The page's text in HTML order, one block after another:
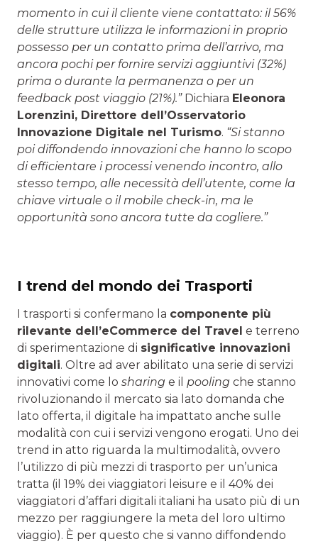
momento in cui il cliente viene contattato: il 56%
delle strutture utilizza le informazioni in proprio
possesso per un contatto prima dell’arrivo, ma
ancora pochi per fornire servizi aggiuntivi (32%)
prima o durante la permanenza o per un
feedback post viaggio (21%).” Dichiara Eleonora
Lorenzini, Direttore dell’Osservatorio
Innovazione Digitale nel Turismo. “Si stanno
poi diffondendo innovazioni che hanno lo scopo
di efficientare i processi venendo incontro, allo
stesso tempo, alle necessità dell’utente, come la
chiave virtuale o il mobile check-in, ma le
opportunità sono ancora tutte da cogliere.”
I trend del mondo dei Trasporti
I trasporti si confermano la componente più
rilevante dell’eCommerce del Travel e terreno
di sperimentazione di significative innovazioni
digitali. Oltre ad aver abilitato una serie di servizi
innovativi come lo sharing e il pooling che stanno
rivoluzionando il mercato sia lato domanda che
lato offerta, il digitale ha impattato anche sulle
modalità con cui i servizi vengono erogati. Uno dei
trend in atto riguarda la multimodalità, ovvero
l’utilizzo di più mezzi di trasporto per un’unica
tratta (il 19% dei viaggiatori leisure e il 40% dei
viaggiatori d’affari digitali italiani ha usato più di un
mezzo per raggiungere la meta del loro ultimo
viaggio). È per questo che si vanno diffondendo